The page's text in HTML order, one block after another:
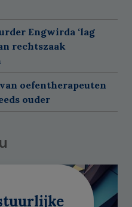
Engwirda ‘lag
rechtszaak
oefentherapeuten
ouder